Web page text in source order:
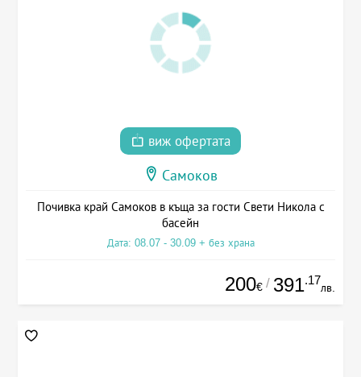
виж офертата
Самоков
Почивка край Самоков в къща за гости Свети Никола с
басейн
Дата: 08.07 - 30.09 + без храна
200€ / 391.17
лв.